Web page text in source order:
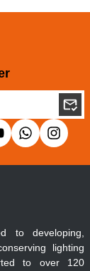
to developing,
lighting
to over 120